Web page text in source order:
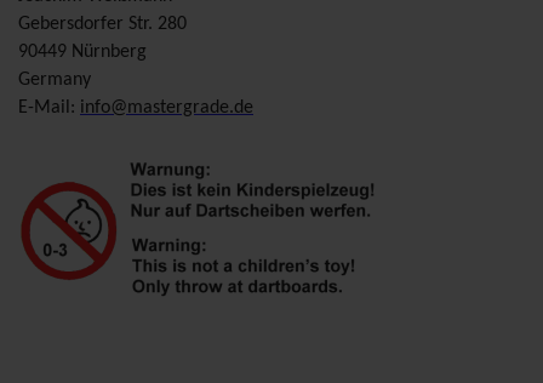
Gebersdorfer Str. 280
90449 Nürnberg
Germany
E-Mail: info@mastergrade.de